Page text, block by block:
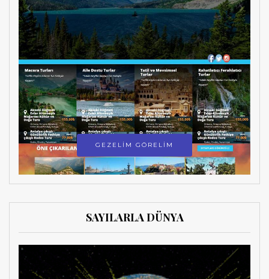
GEZELİM GÖRELİM
SAYILARLA DÜNYA